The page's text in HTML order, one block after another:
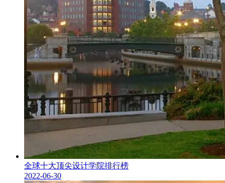
全球十大顶尖设计学院排行榜
2022-06-30